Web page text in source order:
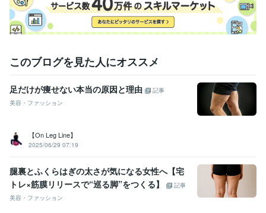
このブログを見た人にオススメ
足だけが痩せない本当の原因と理由
記事
美容・ファッション
【On Leg Line】
2025/06/29 07:19
腿裏とふくらはぎの太さが気になる女性へ【宅
トレ×筋膜リリースで“巡る脚”をつくる】
記事
美容・ファッション